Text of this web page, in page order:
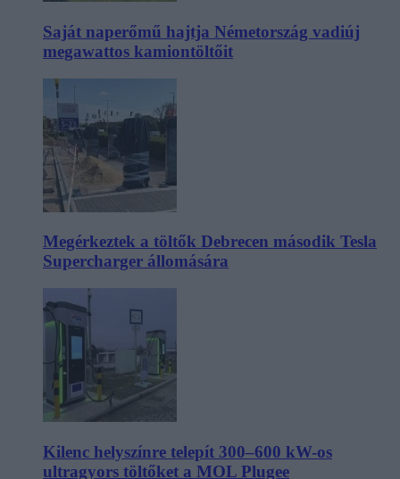
Saját naperőmű hajtja Németország vadiúj
megawattos kamiontöltőit
Megérkeztek a töltők Debrecen második Tesla
Supercharger állomására
Kilenc helyszínre telepít 300–600 kW-os
ultragyors töltőket a MOL Plugee